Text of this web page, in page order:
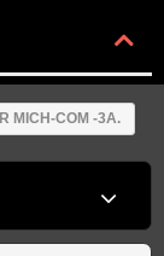
MICH-COM -3A.